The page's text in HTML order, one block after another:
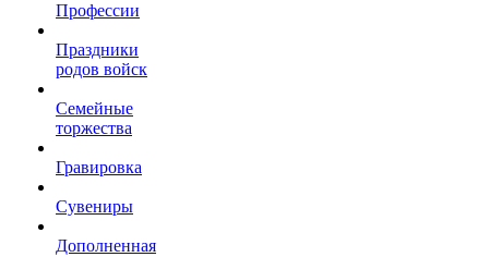
Профессии
Праздники
родов войск
Семейные
торжества
Гравировка
Сувениры
Дополненная